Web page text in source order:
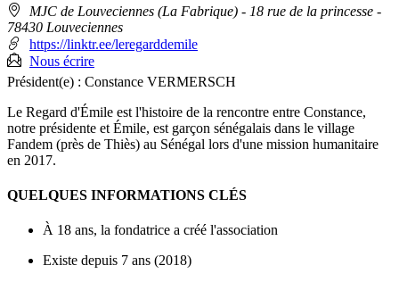
Adresse
:
MJC de Louveciennes (La Fabrique) - 18 rue de la princesse -
78430 Louveciennes
https://linktr.ee/leregarddemile
Nous écrire
Président(e) : Constance VERMERSCH
Le Regard d'Émile est l'histoire de la rencontre entre Constance,
notre présidente et Émile, est garçon sénégalais dans le village
Fandem (près de Thiès) au Sénégal lors d'une mission humanitaire
en 2017.
QUELQUES INFORMATIONS CLÉS
À 18 ans, la fondatrice a créé l'association
Existe depuis 7 ans (2018)